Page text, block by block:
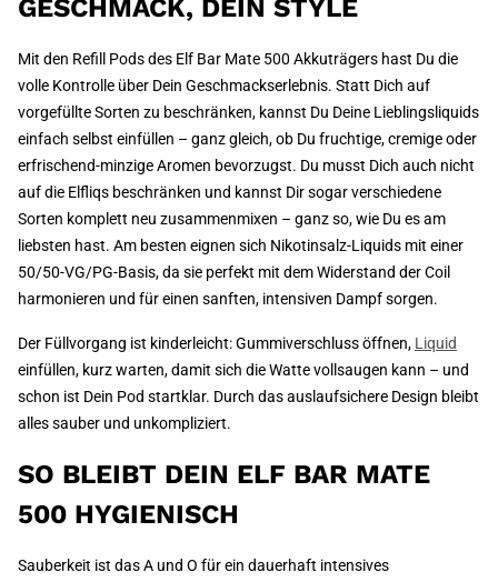
GESCHMACK, DEIN STYLE
Mit den Refill Pods des Elf Bar Mate 500 Akkuträgers hast Du die
volle Kontrolle über Dein Geschmackserlebnis. Statt Dich auf
vorgefüllte Sorten zu beschränken, kannst Du Deine Lieblingsliquids
einfach selbst einfüllen – ganz gleich, ob Du fruchtige, cremige oder
erfrischend-minzige Aromen bevorzugst. Du musst Dich auch nicht
auf die Elfliqs beschränken und kannst Dir sogar verschiedene
Sorten komplett neu zusammenmixen – ganz so, wie Du es am
liebsten hast. Am besten eignen sich Nikotinsalz-Liquids mit einer
50/50-VG/PG-Basis, da sie perfekt mit dem Widerstand der Coil
harmonieren und für einen sanften, intensiven Dampf sorgen.
Der Füllvorgang ist kinderleicht: Gummiverschluss öffnen, Liquid
einfüllen, kurz warten, damit sich die Watte vollsaugen kann – und
schon ist Dein Pod startklar. Durch das auslaufsichere Design bleibt
alles sauber und unkompliziert.
SO BLEIBT DEIN ELF BAR MATE
500 HYGIENISCH
Sauberkeit ist das A und O für ein dauerhaft intensives